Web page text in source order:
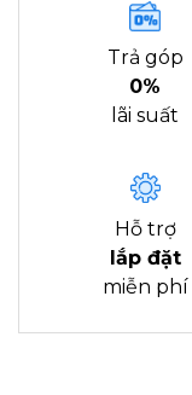
Trả góp
0%
lãi suất
Hỗ trợ
lắp đặt
miễn phí